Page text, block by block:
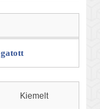
Kiemelt